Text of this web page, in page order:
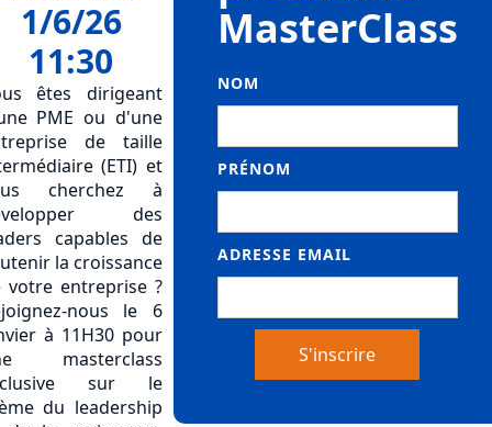
1/6/26
11:30
êtes dirigeant
PME ou d'une
de taille
(ETI) et
cherchez à
des
capables de
la croissance
votre entreprise ?
nous le 6
à 11H30 pour
masterclass
sur le
du leadership
MasterClass
NOM
PRÉNOM
ADRESSE EMAIL